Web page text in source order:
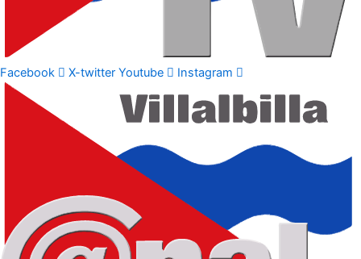
Facebook X-twitter Youtube Instagram